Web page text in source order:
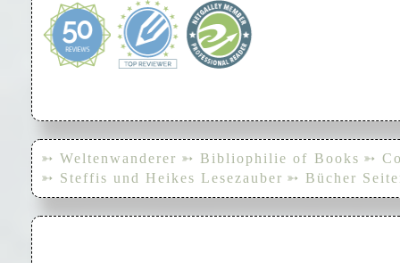
➳ Weltenwanderer ➳ Bibliophilie of Books ➳
➳ Steffis und Heikes Lesezauber ➳ Bücher